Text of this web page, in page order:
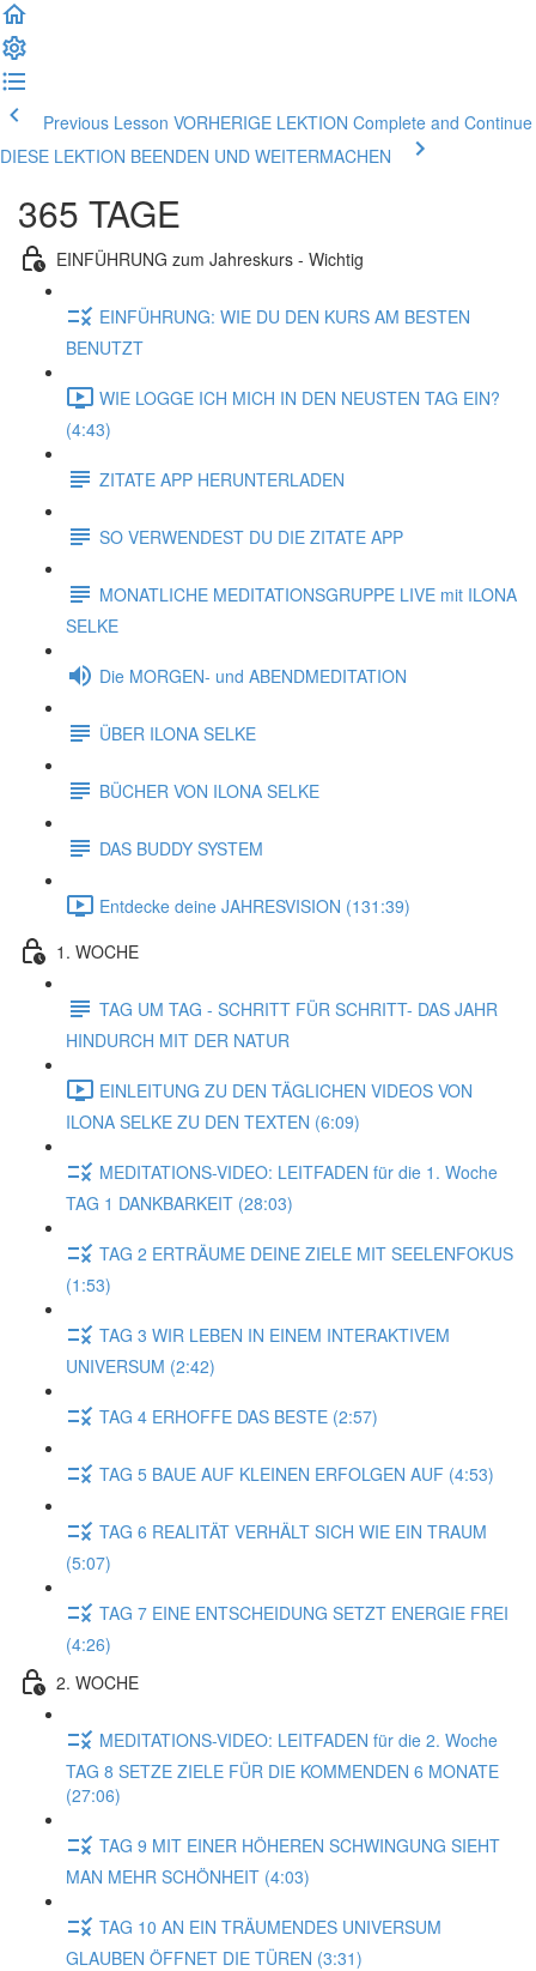
Previous Lesson VORHERIGE LEKTION Complete and Continue
DIESE LEKTION BEENDEN UND WEITERMACHEN
365 TAGE
EINFÜHRUNG zum Jahreskurs - Wichtig
EINFÜHRUNG: WIE DU DEN KURS AM BESTEN
BENUTZT
WIE LOGGE ICH MICH IN DEN NEUSTEN TAG EIN?
(4:43)
ZITATE APP HERUNTERLADEN
SO VERWENDEST DU DIE ZITATE APP
MONATLICHE MEDITATIONSGRUPPE LIVE mit ILONA
SELKE
Die MORGEN- und ABENDMEDITATION
ÜBER ILONA SELKE
BÜCHER VON ILONA SELKE
DAS BUDDY SYSTEM
Entdecke deine JAHRESVISION (131:39)
1. WOCHE
TAG UM TAG - SCHRITT FÜR SCHRITT- DAS JAHR
HINDURCH MIT DER NATUR
EINLEITUNG ZU DEN TÄGLICHEN VIDEOS VON
ILONA SELKE ZU DEN TEXTEN (6:09)
MEDITATIONS-VIDEO: LEITFADEN für die 1. Woche
TAG 1 DANKBARKEIT (28:03)
TAG 2 ERTRÄUME DEINE ZIELE MIT SEELENFOKUS
(1:53)
TAG 3 WIR LEBEN IN EINEM INTERAKTIVEM
UNIVERSUM (2:42)
TAG 4 ERHOFFE DAS BESTE (2:57)
TAG 5 BAUE AUF KLEINEN ERFOLGEN AUF (4:53)
TAG 6 REALITÄT VERHÄLT SICH WIE EIN TRAUM
(5:07)
TAG 7 EINE ENTSCHEIDUNG SETZT ENERGIE FREI
(4:26)
2. WOCHE
MEDITATIONS-VIDEO: LEITFADEN für die 2. Woche
TAG 8 SETZE ZIELE FÜR DIE KOMMENDEN 6 MONATE
(27:06)
TAG 9 MIT EINER HÖHEREN SCHWINGUNG SIEHT
MAN MEHR SCHÖNHEIT (4:03)
TAG 10 AN EIN TRÄUMENDES UNIVERSUM
GLAUBEN ÖFFNET DIE TÜREN (3:31)